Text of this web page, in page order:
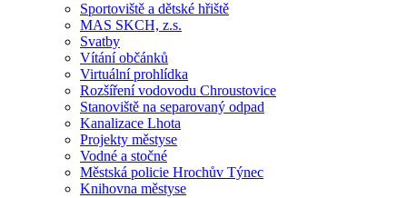
Sportoviště a dětské hřiště
MAS SKCH, z.s.
Svatby
Vítání občánků
Virtuální prohlídka
Rozšíření vodovodu Chroustovice
Stanoviště na separovaný odpad
Kanalizace Lhota
Projekty městyse
Vodné a stočné
Městská policie Hrochův Týnec
Knihovna městyse